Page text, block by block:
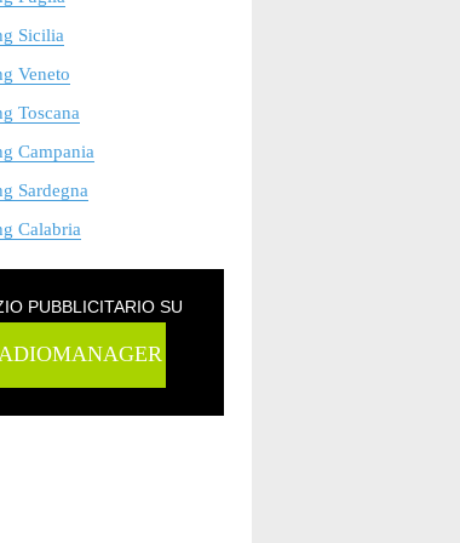
Sicilia
Veneto
Toscana
Campania
Sardegna
Calabria
PUBBLICITARIO SU